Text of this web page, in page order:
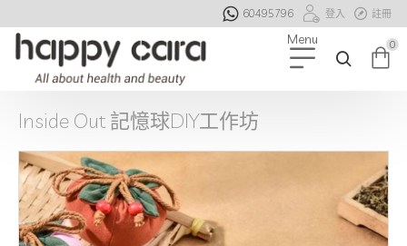
60495796 登入 註冊
0
Inside Out 記憶球DIY工作坊